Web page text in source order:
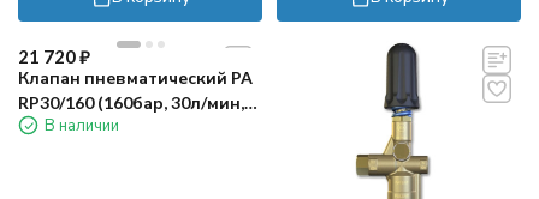
21 720₽
Клапан пневматический PA
RP30/160 (160бар, 30л/мин,
1/4г-г)В наличии